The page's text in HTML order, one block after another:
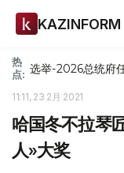
KAZINFORM
热
点: 选举-2026总统府
11:11, 23 2月 2021
哈国冬不拉琴
人»大奖